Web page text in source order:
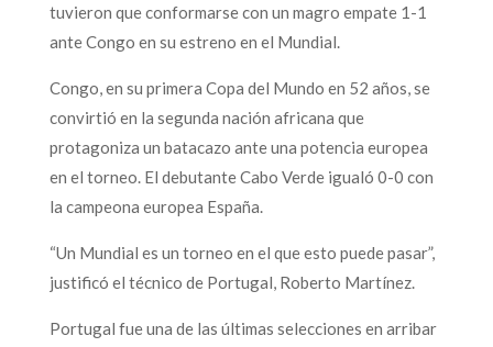
tuvieron que conformarse con un magro empate 1-1
ante Congo en su estreno en el Mundial.
Congo, en su primera Copa del Mundo en 52 años, se
convirtió en la segunda nación africana que
protagoniza un batacazo ante una potencia europea
en el torneo. El debutante Cabo Verde igualó 0-0 con
la campeona europea España.
“Un Mundial es un torneo en el que esto puede pasar”,
justificó el técnico de Portugal, Roberto Martínez.
Portugal fue una de las últimas selecciones en arribar